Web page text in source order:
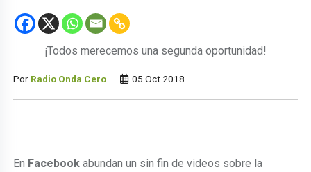
¡Todos merecemos una segunda oportunidad!
Por Radio Onda Cero 05 Oct 2018
En Facebook abundan un sin fin de videos sobre la